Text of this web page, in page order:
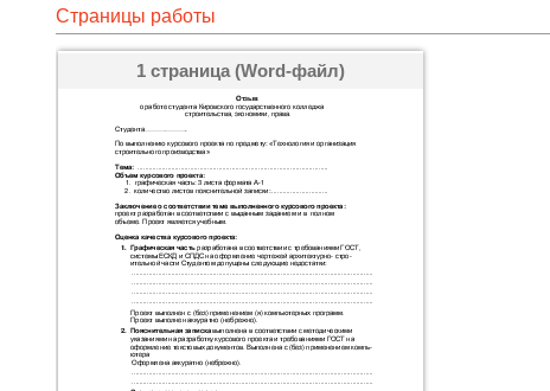
Страницы работы
1 страница (Word-файл)